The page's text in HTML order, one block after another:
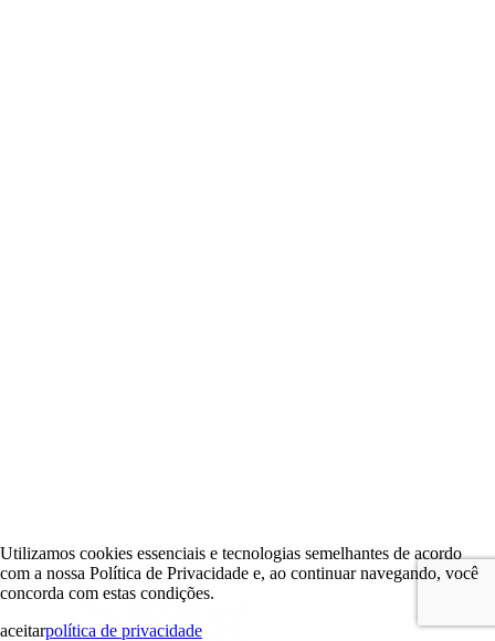
Utilizamos cookies essenciais e tecnologias semelhantes de acordo
com a nossa Política de Privacidade e, ao continuar navegando, você
concorda com estas condições.
aceitarpolítica de privacidade